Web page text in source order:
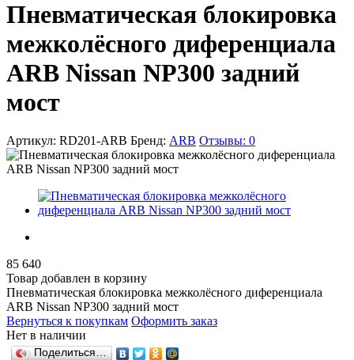
Пневматическая блокировка
межколёcного диференциала
ARB Nissan NP300 задний
мост
Артикул: RD201-ARB Бренд: ARB Отзывы: 0
85 640
Товар добавлен в корзину
Пневматическая блокировка межколёcного диференциала
ARB Nissan NP300 задний мост
Вернуться к покупкам Оформить заказ
Нет в наличии
Поделиться…